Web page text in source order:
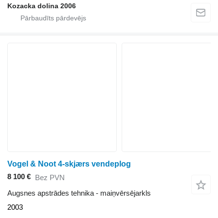
Kozacka dolina 2006
Vogel & Noot 4-skjærs vendeplog
8 100 € Bez PVN
Augsnes apstrādes tehnika - maiņvērsējarkls
2003